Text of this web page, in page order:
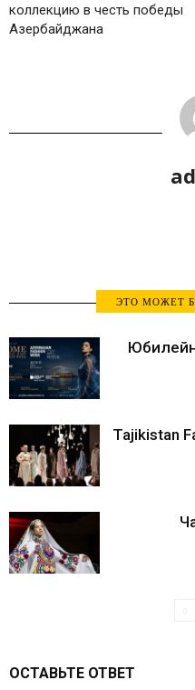
коллекцию в честь победы
Азербайджана
ЭТО МОЖЕТ
Tajikistan
ОСТАВЬТЕ ОТВЕТ